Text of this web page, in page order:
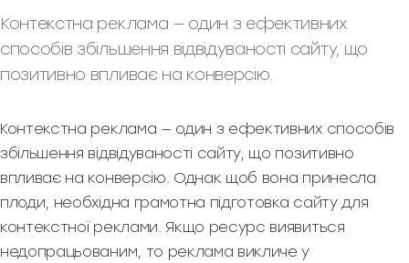
Контекстна реклама — один з ефективних
способів збільшення відвідуваності сайту, що
позитивно впливає на конверсію.
Контекстна реклама — один з ефективних способів
збільшення відвідуваності сайту, що позитивно
впливає на конверсію. Однак щоб вона принесла
плоди, необхідна грамотна підготовка сайту для
контекстної реклами. Якщо ресурс виявиться
недопрацьованим, то реклама викличе у